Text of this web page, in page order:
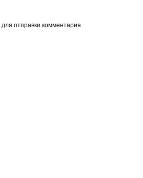
для отправки комментария.